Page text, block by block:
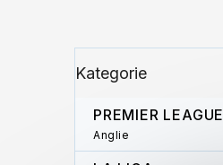
o
a
kategorie
Kategorie
PREMIER LEAGUE
Anglie